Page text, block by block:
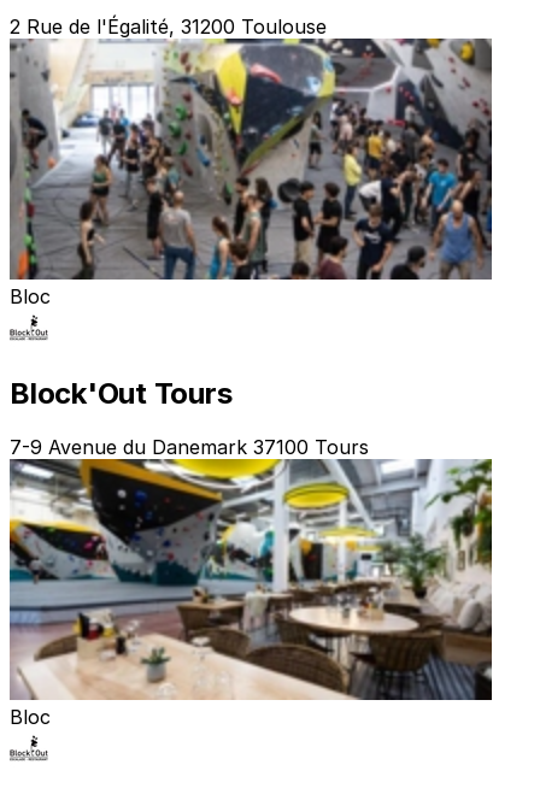
2 Rue de l'Égalité, 31200 Toulouse
Bloc
Block'Out Tours
7-9 Avenue du Danemark 37100 Tours
Bloc